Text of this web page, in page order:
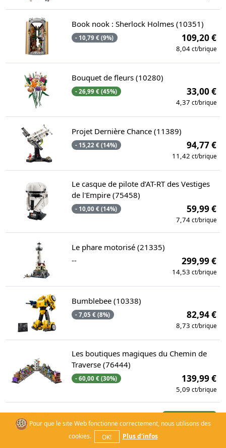
Book nook : Sherlock Holmes (10351)
- 10,79 € (9%) 109,20 €
8,04 ct/brique
Bouquet de fleurs (10280)
- 26,99 € (45%) 33,00 €
4,37 ct/brique
Projet Dernière Chance (11389)
- 15,22 € (14%) 94,77 €
11,42 ct/brique
Le casque de pilote d’AT-RT des Vestiges
de l'Empire (75458)
- 10,00 € (14%) 59,99 €
7,74 ct/brique
Le phare motorisé (21335)
--
299,99 €
14,53 ct/brique
Bumblebee (10338)
- 7,05 € (8%) 82,94 €
8,73 ct/brique
Les boutiques magiques du Chemin de
Traverse (76444)
- 60,00 € (30%) 139,99 €
5,09 ct/brique
Pour que le site Web fonctionne correctement, nous utilisons des
cookies.
OK! Plus d'infos